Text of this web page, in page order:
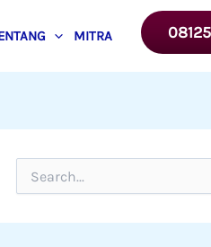
MITRA
i